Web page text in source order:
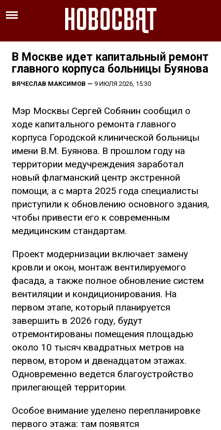
В Москве идет капитальный ремонт
главного корпуса больницы Буянова
ВЯЧЕСЛАВ МАКСИМОВ — 9 ИЮЛЯ 2026, 15:30
Мэр Москвы Сергей Собянин сообщил о
ходе капитального ремонта главного
корпуса Городской клинической больницы
имени В.М. Буянова. В прошлом году на
территории медучреждения заработал
новый флагманский центр экстренной
помощи, а с марта 2025 года специалисты
приступили к обновлению основного здания,
чтобы привести его к современным
медицинским стандартам.
Проект модернизации включает замену
кровли и окон, монтаж вентилируемого
фасада, а также полное обновление систем
вентиляции и кондиционирования. На
первом этапе, который планируется
завершить в 2026 году, будут
отремонтированы помещения площадью
около 10 тысяч квадратных метров на
первом, втором и двенадцатом этажах.
Одновременно ведется благоустройство
прилегающей территории.
Особое внимание уделено перепланировке
первого этажа: там появятся